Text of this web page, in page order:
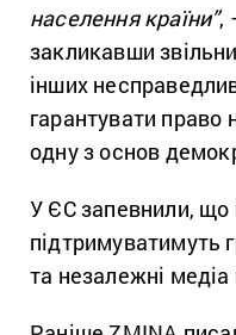
населення країни”,
закликавши
інших
гарантувати право
одну з основ
У ЄС запевнили, що
підтримуватимуть
та незалежні медіа